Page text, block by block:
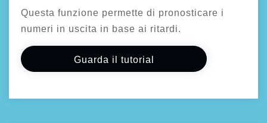
Questa funzione permette di pronosticare i
numeri in uscita in base ai ritardi.